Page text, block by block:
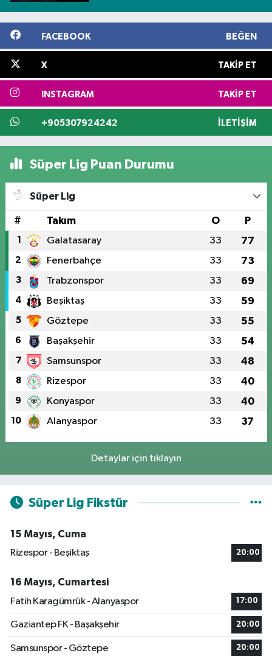
FACEBOOK BEĞEN
X TAKIP ET
INSTAGRAM TAKIP ET
+905307924242 İLETIŞIM
Süper Lig Puan Durumu
Süper Lig
# Takım O P
1 Galatasaray 33 77
2 Fenerbahçe 33 73
3 Trabzonspor 33 69
4 Beşiktaş 33 59
5 Göztepe 33 55
6 Başakşehir 33 54
7 Samsunspor 33 48
8 Rizespor 33 40
9 Konyaspor 33 40
10 Alanyaspor 33 37
Detaylar için tıklayın
Süper Lig Fikstür
15 Mayıs, Cuma
Rizespor - Beşiktaş
20:00
16 Mayıs, Cumartesi
Fatih Karagümrük - Alanyaspor
17:00
Gaziantep FK - Başakşehir 20:00
Samsunspor - Göztepe 20:00